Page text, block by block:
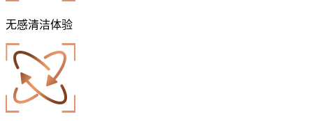
无感清洁体验